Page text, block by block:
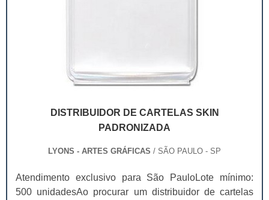
DISTRIBUIDOR DE CARTELAS SKIN
PADRONIZADA
LYONS - ARTES GRÁFICAS / SÃO PAULO - SP
Atendimento exclusivo para São PauloLote mínimo:
500 unidadesAo procurar um distribuidor de cartelas